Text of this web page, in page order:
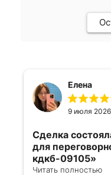
Елена
9 июля 2026
Сделка
для
кдкб-09105»
Читать полностью